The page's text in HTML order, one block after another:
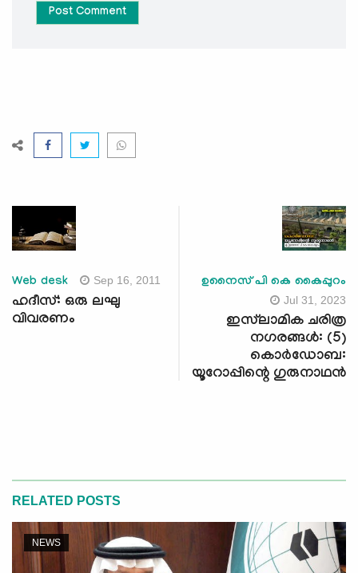
Post Comment
Web desk Sep 16, 2011
ഹദീസ്: ഒരു ലഘു
വിവരണം
ഉനൈസ് പി കെ കൈപ്പുറം
Jul 31, 2023
ഇസ്‍ലാമിക ചരിത്ര
നഗരങ്ങള്‍: (5)
കൊര്‍ഡോബ:
യൂറോപ്പിന്റെ ഗുരുനാഥന്‍
RELATED POSTS
NEWS